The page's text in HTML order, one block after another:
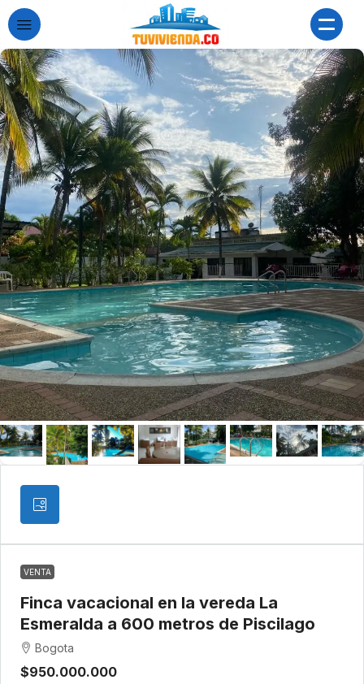
VENTA
Finca vacacional en la vereda La
Esmeralda a 600 metros de Piscilago
Bogota
$950.000.000